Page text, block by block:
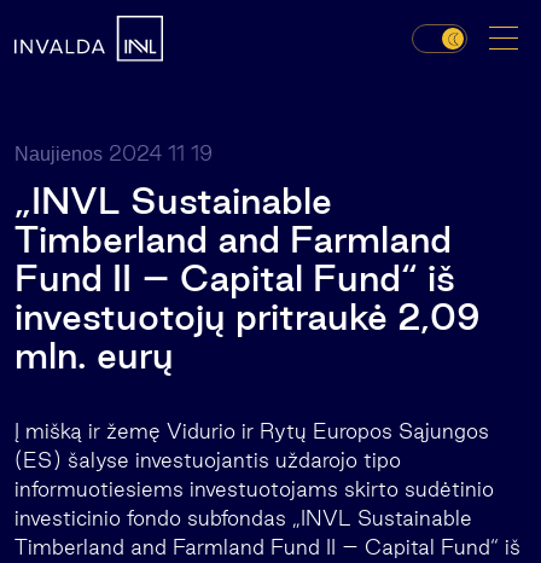
Naujienos 2024 11 19
„INVL Sustainable
Timberland and Farmland
Fund II – Capital Fund“ iš
investuotojų pritraukė 2,09
mln. eurų
Į mišką ir žemę Vidurio ir Rytų Europos Sąjungos
(ES) šalyse investuojantis uždarojo tipo
informuotiesiems investuotojams skirto sudėtinio
investicinio fondo subfondas „INVL Sustainable
Timberland and Farmland Fund II – Capital Fund“ iš